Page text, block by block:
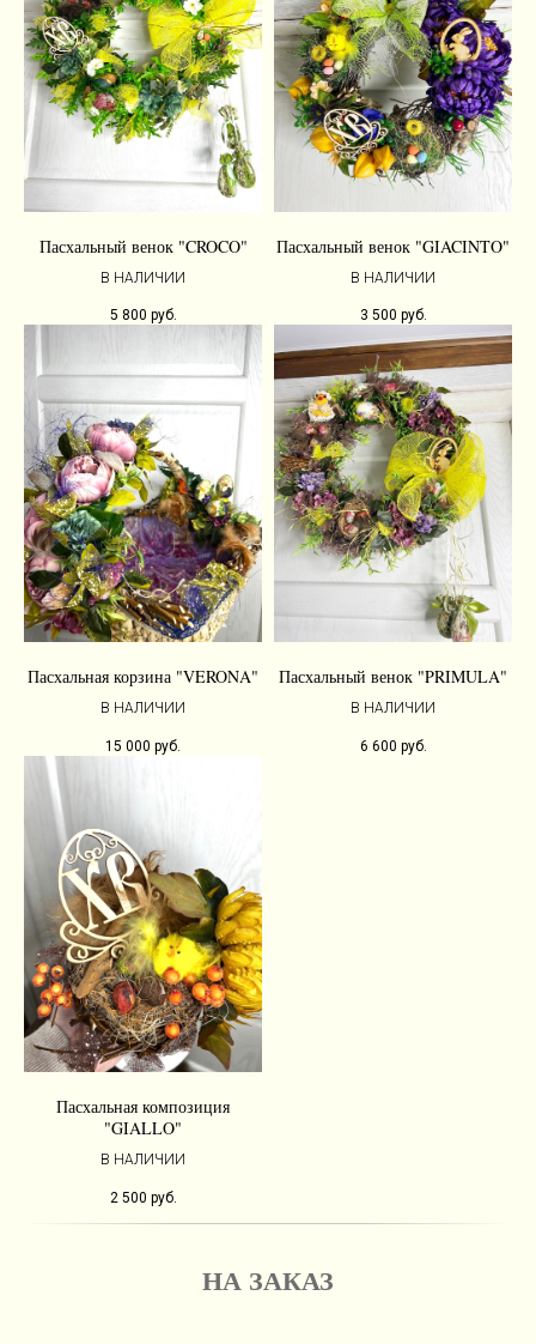
Пасхальный венок "CROCO"
В НАЛИЧИИ
5 800 руб.
Пасхальный венок "GIACINTO"
В НАЛИЧИИ
3 500 руб.
Пасхальная корзина "VERONA"
В НАЛИЧИИ
15 000 руб.
Пасхальный венок "PRIMULA"
В НАЛИЧИИ
6 600 руб.
Пасхальная композиция
"GIALLO"
В НАЛИЧИИ
2 500 руб.
НА ЗАКАЗ